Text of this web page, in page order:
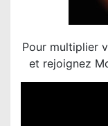
Pour multiplier
et rejoignez